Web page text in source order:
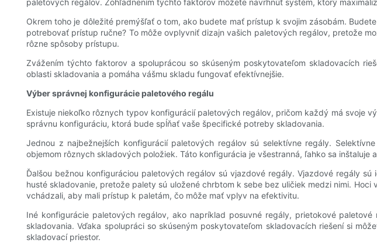
paletových regálov. Zohľadnením týchto faktorov môžete navrhnúť systém, ktorý
Okrem toho je dôležité premýšľať o tom, ako budete mať prístup k svojim zásobám.
potrebovať prístup ručne? To môže ovplyvniť dizajn vašich paletových regálov, pretože
rôzne spôsoby prístupu.
Zvážením týchto faktorov a spoluprácou so skúseným poskytovateľom skladovacích
oblasti skladovania a pomáha vášmu skladu fungovať efektívnejšie.
Výber správnej konfigurácie paletového regálu
Existuje niekoľko rôznych typov konfigurácií paletových regálov, pričom každý má svoje
správnu konfiguráciu, ktorá bude spĺňať vaše špecifické potreby skladovania.
Jednou z najbežnejších konfigurácií paletových regálov sú selektívne regály.
objemom rôznych skladových položiek. Táto konfigurácia je všestranná, ľahko sa
Ďalšou bežnou konfiguráciou paletových regálov sú vjazdové regály. Vjazdové regály
husté skladovanie, pretože palety sú uložené chrbtom k sebe bez uličiek medzi nimi.
vchádzali, aby mali prístup k paletám, čo môže mať vplyv na efektivitu.
Iné konfigurácie paletových regálov, ako napríklad posuvné regály, prietokové
skladovania. Vďaka spolupráci so skúseným poskytovateľom skladovacích riešení si
skladovací priestor.